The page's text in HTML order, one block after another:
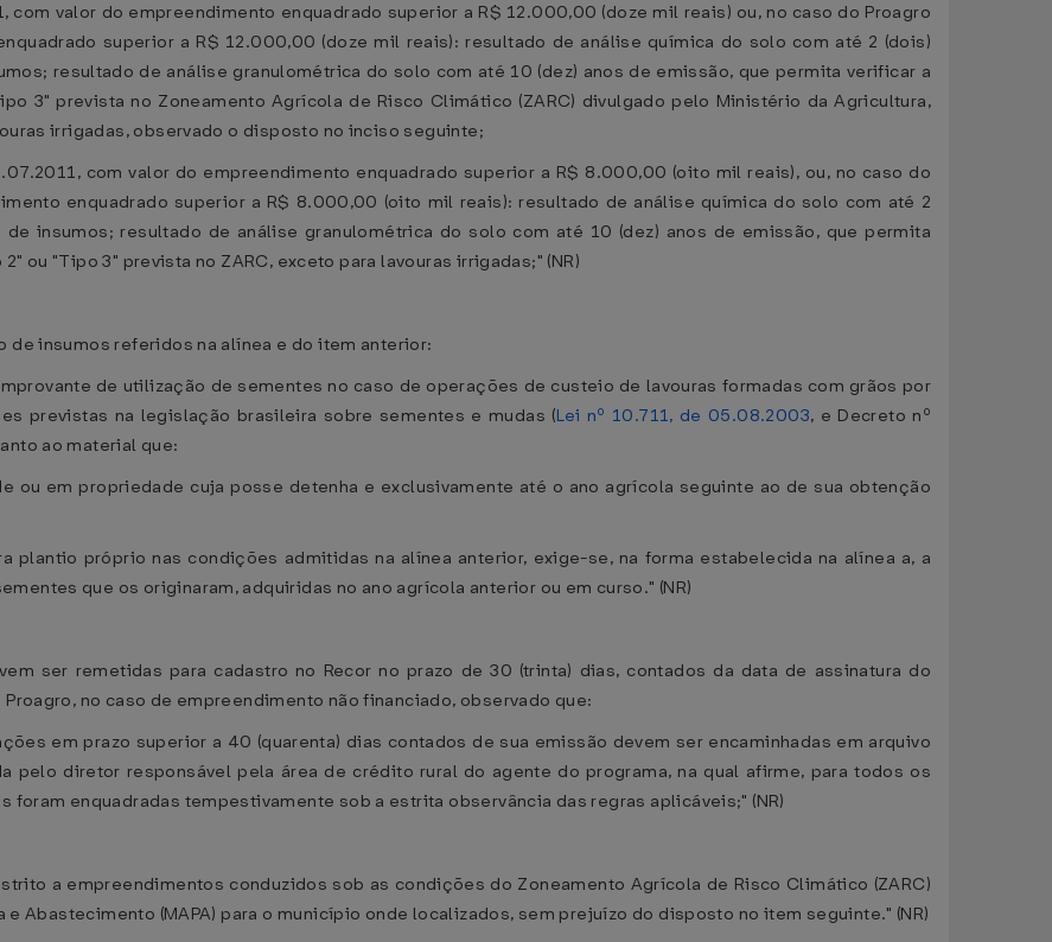
valor do empreendimento enquadrado superior a R$ 12.000,00 (doze mil reais) ou, no caso do Proagro
superior a R$ 12.000,00 (doze mil reais): resultado de análise química do solo com até 2 (dois)
resultado de análise granulométrica do solo com até 10 (dez) anos de emissão, que permita verificar a
3" prevista no Zoneamento Agrícola de Risco Climático (ZARC) divulgado pelo Ministério da Agricultura,
irrigadas, observado o disposto no inciso seguinte;
com valor do empreendimento enquadrado superior a R$ 8.000,00 (oito mil reais), ou, no caso do
enquadrado superior a R$ 8.000,00 (oito mil reais): resultado de análise química do solo com até 2
insumos; resultado de análise granulométrica do solo com até 10 (dez) anos de emissão, que permita
ou "Tipo 3" prevista no ZARC, exceto para lavouras irrigadas;" (NR)
insumos referidos na alínea e do item anterior:
de utilização de sementes no caso de operações de custeio de lavouras formadas com grãos por
previstas na legislação brasileira sobre sementes e mudas (Lei nº 10.711, de 05.08.2003, e Decreto nº
ao material que:
ou em propriedade cuja posse detenha e exclusivamente até o ano agrícola seguinte ao de sua obtenção
plantio próprio nas condições admitidas na alínea anterior, exige-se, na forma estabelecida na alínea a, a
que os originaram, adquiridas no ano agrícola anterior ou em curso." (NR)
ser remetidas para cadastro no Recor no prazo de 30 (trinta) dias, contados da data de assinatura do
no caso de empreendimento não financiado, observado que:
em prazo superior a 40 (quarenta) dias contados de sua emissão devem ser encaminhadas em arquivo
pelo diretor responsável pela área de crédito rural do agente do programa, na qual afirme, para todos os
enquadradas tempestivamente sob a estrita observância das regras aplicáveis;" (NR)
a empreendimentos conduzidos sob as condições do Zoneamento Agrícola de Risco Climático (ZARC)
Abastecimento (MAPA) para o município onde localizados, sem prejuízo do disposto no item seguinte." (NR)